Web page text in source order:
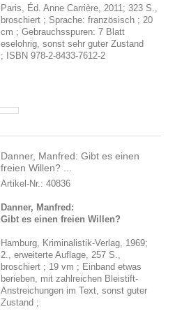
Paris, Éd. Anne Carrière, 2011; 323 S.,
broschiert ; Sprache: französisch ; 20
cm ; Gebrauchsspuren: 7 Blatt
eselohrig, sonst sehr guter Zustand
; ISBN 978-2-8433-7612-2
Danner, Manfred: Gibt es einen
freien Willen? ...
Artikel-Nr.: 40836
Danner, Manfred:
Gibt es einen freien Willen?
Hamburg, Kriminalistik-Verlag, 1969;
2., erweiterte Auflage, 257 S.,
broschiert ; 19 vm ; Einband etwas
berieben, mit zahlreichen Bleistift-
Anstreichungen im Text, sonst guter
Zustand ;